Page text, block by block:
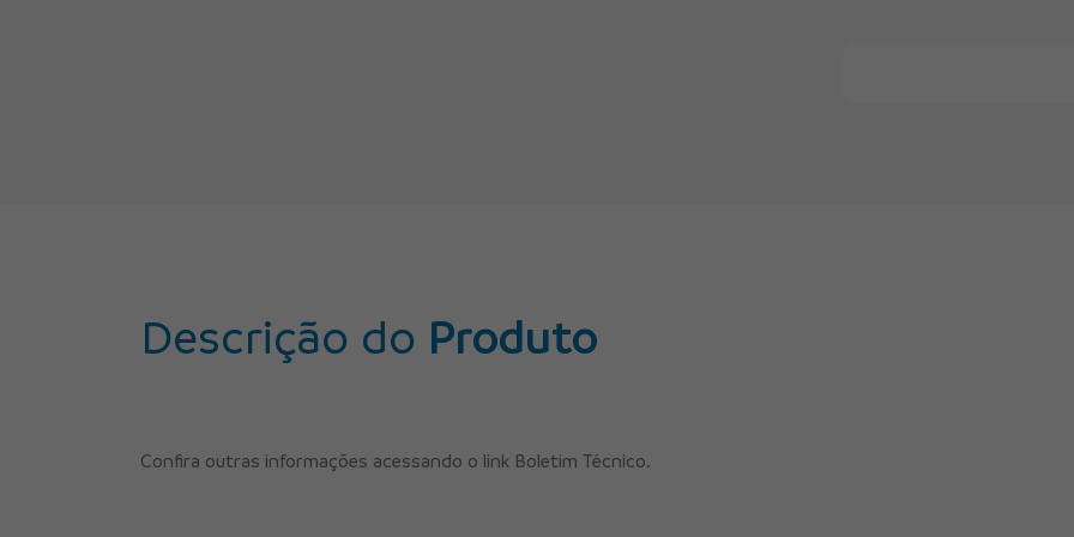
Descrição do Produto
Confira outras informações acessando o link Boletim Técnico.